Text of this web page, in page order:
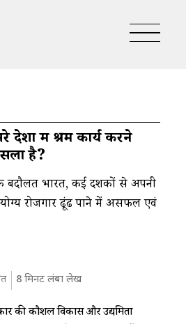
देशों में श्रम कार्य करने
है?
बदौलत भारत, कई दशकों से अपनी
रोजगार ढूंढ पाने में असफल एवं
8मिनट लंबा लेख
की कौशल विकास और उद्यमिता